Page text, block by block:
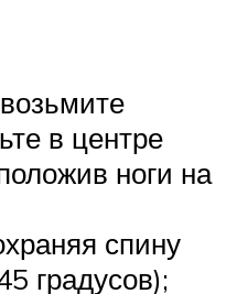
в центре
ноги на
спину
градусов);